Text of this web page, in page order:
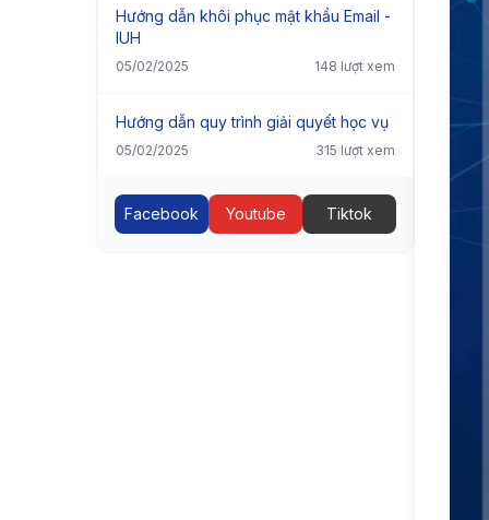
Hướng dẫn khôi phục mật khẩu Email -
IUH
05/02/2025 148 lượt xem
Hướng dẫn quy trình giải quyết học vụ
05/02/2025 315 lượt xem
Facebook Youtube Tiktok